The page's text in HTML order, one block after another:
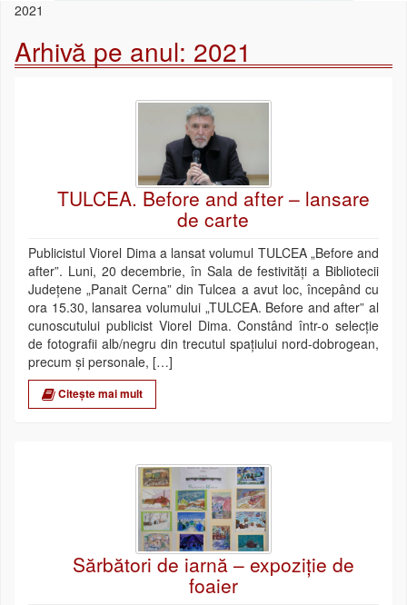
2021
Arhivă pe anul: 2021
TULCEA. Before and after – lansare
de carte
Publicistul Viorel Dima a lansat volumul TULCEA „Before and
after”. Luni, 20 decembrie, în Sala de festivități a Bibliotecii
Județene „Panait Cerna” din Tulcea a avut loc, începând cu
ora 15.30, lansarea volumului „TULCEA. Before and after” al
cunoscutului publicist Viorel Dima. Constând într-o selecție
de fotografii alb/negru din trecutul spațiului nord-dobrogean,
precum și personale, […]
Citește mai mult
Sărbători de iarnă – expoziție de
foaier